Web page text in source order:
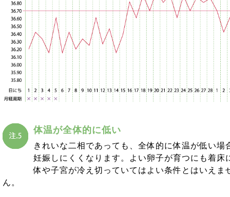
体温が全体的に低い
きれいな二相であっても、全体的に体温が低い場
妊娠しにくくなります。よい卵子が育つにも着床
体や子宮が冷え切っていてはよい条件とはいえま
ん。